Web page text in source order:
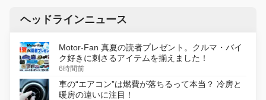
ヘッドラインニュース
Motor-Fan 真夏の読者プレゼント。クルマ・バイ
ク好きに刺さるアイテムを揃えました！
6時間前
車の“エアコン”は燃費が落ちるって本当？ 冷房と
暖房の違いに注目！